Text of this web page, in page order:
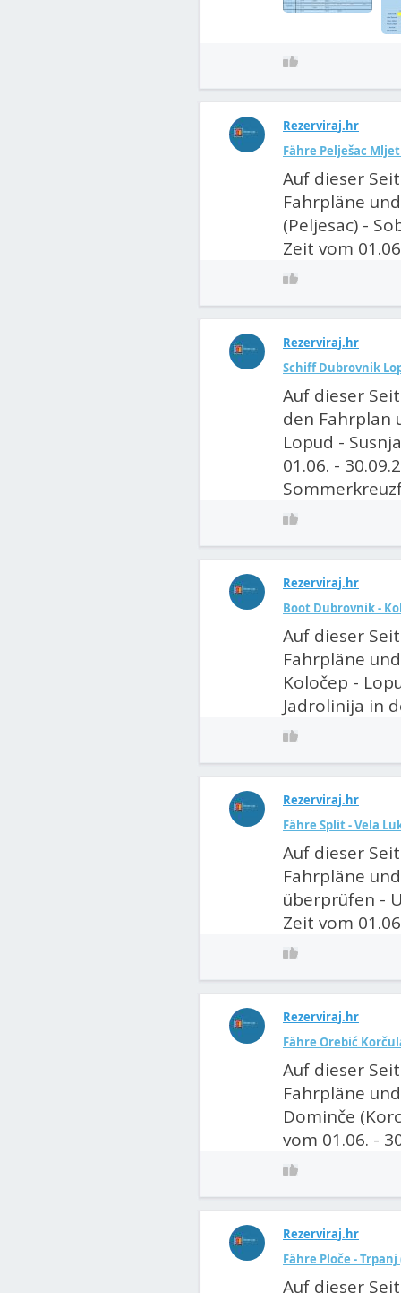
Rezerviraj.hr
Fähre Pelješac
Auf dieser
Fahrpläne
(Peljesac) -
Zeit vom
Rezerviraj.hr
Schiff Dubrovnik
Auf dieser
den Fahrplan
Lopud -
01.06. -
Rezerviraj.hr
Boot Dubrovnik -
Auf dieser
Fahrpläne
Koločep -
Jadrolinija in
Rezerviraj.hr
Fähre Split - Vela
Auf dieser
Fahrpläne
überprüfen -
Zeit vom
Rezerviraj.hr
Fähre Orebić
Auf dieser
Fahrpläne
Dominče
vom 01.06. -
Rezerviraj.hr
Fähre Ploče -
Auf dieser